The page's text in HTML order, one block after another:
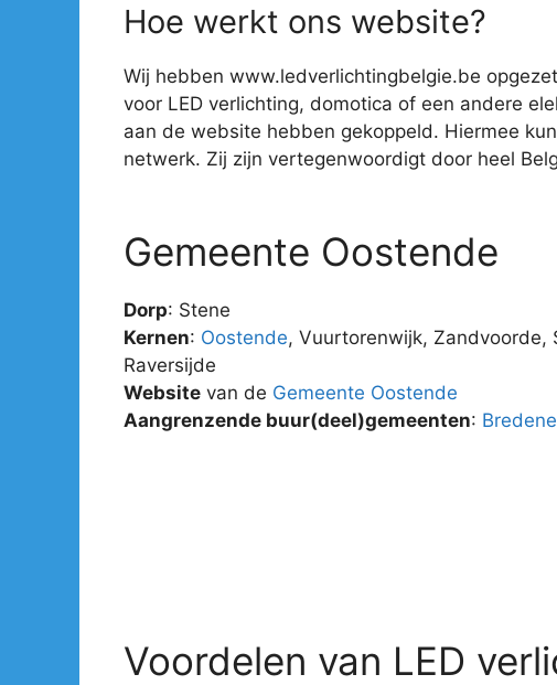
Hoe werkt ons website?
Wij hebben www.ledverlichtingbelgie.be
voor LED verlichting, domotica of een andere
aan de website hebben gekoppeld. Hiermee
netwerk. Zij zijn vertegenwoordigt door heel
Gemeente Oostende
Dorp: Stene
Kernen: Oostende, Vuurtorenwijk, Zandvoorde,
Raversijde
Website van de Gemeente Oostende
Aangrenzende buur(deel)gemeenten: Bredene
Voordelen van LED